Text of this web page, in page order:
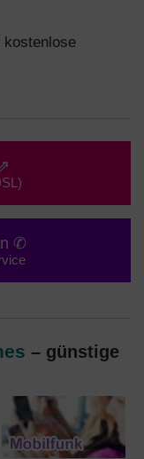
kostenlose
✆
– günstige